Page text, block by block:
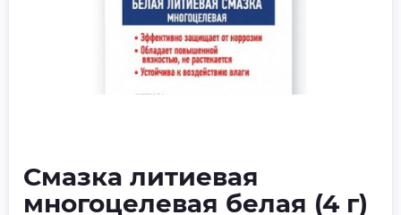
Смазка литиевая
многоцелевая белая (4 г)